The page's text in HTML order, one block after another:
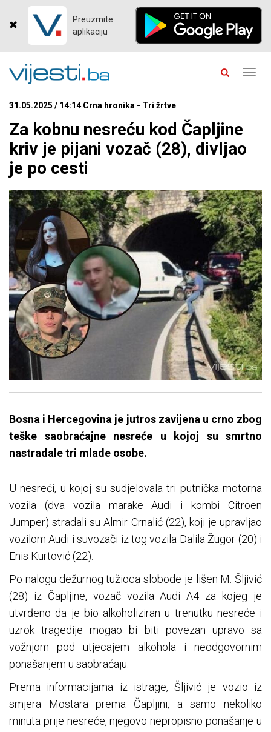
Preuzmite
aplikaciju
31.05.2025 / 14:14 Crna hronika - Tri žrtve
Za kobnu nesreću kod Čapljine
kriv je pijani vozač (28), divljao
je po cesti
Bosna i Hercegovina je jutros zavijena u crno zbog
teške saobraćajne nesreće u kojoj su smrtno
nastradale tri mlade osobe.
U nesreći, u kojoj su sudjelovala tri putnička motorna
vozila (dva vozila marake Audi i kombi Citroen
Jumper) stradali su Almir Crnalić (22), koji je upravljao
vozilom Audi i suvozači iz tog vozila Dalila Žugor (20) i
Enis Kurtović (22).
Po nalogu dežurnog tužioca slobode je lišen M. Šljivić
(28) iz Čapljine, vozač vozila Audi A4 za kojeg je
utvrđeno da je bio alkoholiziran u trenutku nesreće i
uzrok tragedije mogao bi biti povezan upravo sa
vožnjom pod utjecajem alkohola i neodgovornim
ponašanjem u saobraćaju.
Prema informacijama iz istrage, Šljivić je vozio iz
smjera Mostara prema Čapljini, a samo nekoliko
minuta prije nesreće, njegovo nepropisno ponašanje u